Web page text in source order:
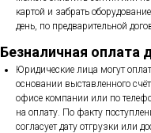
картой и забрать
день, по предварительной
Безналичная оплата
Юридические лица могут
основании выставленного
офисе компании или по
на оплату. По факту
согласует дату отгрузки или